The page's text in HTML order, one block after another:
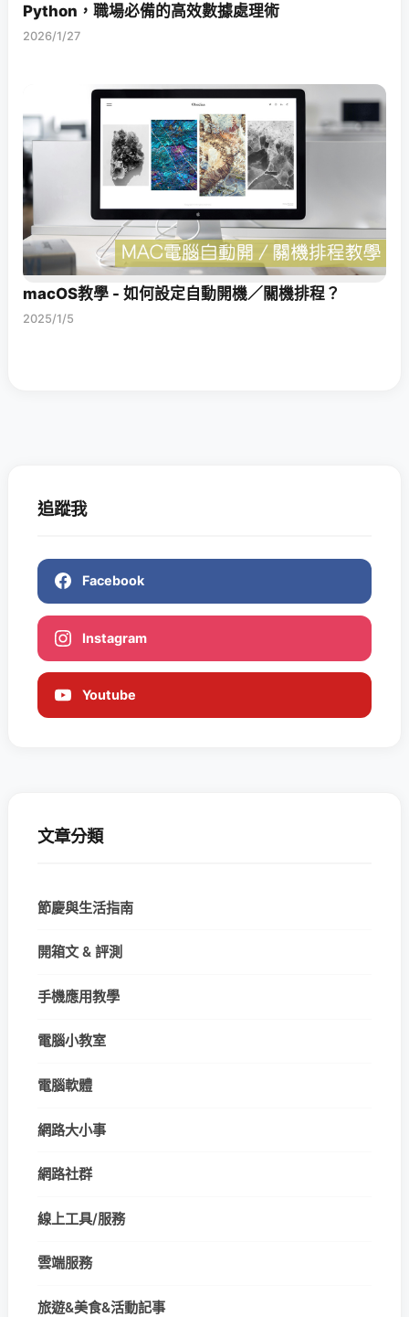
Python，職場必備的高效數據處理術
2026/1/27
macOS教學 - 如何設定自動開機／關機排程？
2025/1/5
追蹤我
Facebook
Instagram
Youtube
文章分類
節慶與生活指南
開箱文 & 評測
手機應用教學
電腦小教室
電腦軟體
網路大小事
網路社群
線上工具/服務
雲端服務
旅遊&美食&活動記事